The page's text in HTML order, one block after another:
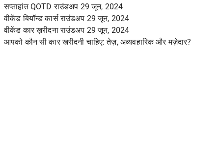
सप्ताहांत QOTD राउंडअप 29 जून, 2024
वीकेंड बियॉन्ड कार्स राउंडअप 29 जून, 2024
वीकेंड कार ख़रीदना राउंडअप 29 जून, 2024
आपको कौन सी कार खरीदनी चाहिए: तेज़, अव्यवहारिक और मज़ेदार?